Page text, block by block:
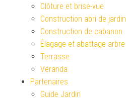
Clôture et brise-vue
Construction abri de jardin
Construction de cabanon
Élagage et abattage arbre
Terrasse
Véranda
Partenaires
Guide Jardin